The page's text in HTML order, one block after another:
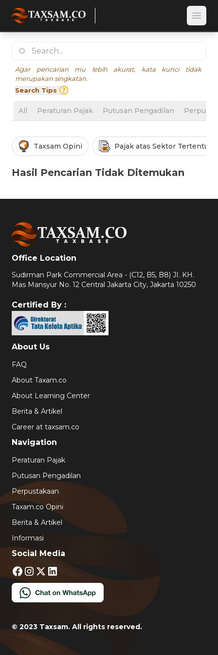
Agar pencarian mu lebih akurat, kata kunci tidak
merupakan singkatan.
Search Tips
All Peraturan Pajak Putusan Pengadilan
Taxsam Opini Pajak atas Sektor Tertentu
Hasil Pencarian Tidak Ditemukan
Office Location
Sudirman Park Commercial Area - (C12, B5, B8) JI. KH.
Mas Mansyur No. 12 Central Jakarta City, Jakarta 10250
Certified By :
About Us
FAQ
About Taxam.co
About Learning Center
Berita & Artikel
Career at taxsam.co
Navigation
Peraturan Pajak
Putusan Pengadilan
Perpustakaan
Taxam.co Opini
Berita & Artikel
Informasi
Social Media
© 2023 Taxsam. All rights reserved.